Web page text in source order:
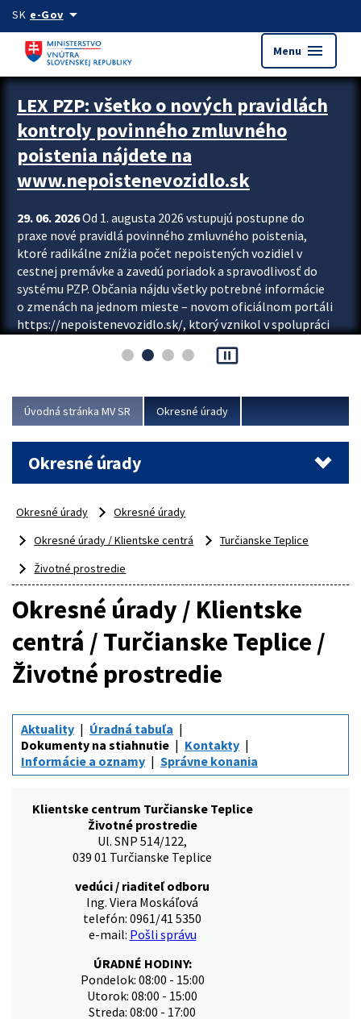
Preskocit na hlavný obsah
SK e-Govarrow_drop_down
Menu menu
Zastavit automatický posun upútavok
LEX PZP: všetko o nových pravidlách
kontroly povinného zmluvného
poistenia nájdete na
www.nepoistenevozidlo.sk
29. 06. 2026Od 1. augusta 2026 vstupujú postupne do
praxe nové pravidlá povinného zmluvného poistenia,
ktoré radikálne znížia počet nepoistených vozidiel v
cestnej premávke a zavedú poriadok a spravodlivosť do
systému PZP. Občania nájdu všetky potrebné informácie
o zmenách na jednom mieste – novom oficiálnom portáli
https://nepoistenevozidlo.sk/, ktorý vznikol v spolupráci
asociácie poisťovní (SLASPO) a Ministerstva vnútra SR.
Viac
pause_presentation
Úvodná stránka MV SR Okresné úrady
Okresné úrady
Okresné úrady
Okresné úrady
Okresné úrady / Klientske centrá
Turčianske Teplice
Životné prostredie
Okresné úrady / Klientske
centrá / Turčianske Teplice /
Životné prostredie
Aktuality
Úradná tabuľa
Dokumenty na stiahnutie
Kontakty
Informácie a oznamy
Správne konania
Klientske centrum Turčianske Teplice
Životné prostredie
Ul. SNP 514/122,
039 01 Turčianske Teplice
vedúci / riaditeľ odboru
Ing. Viera Moskáľová
telefón: 0961/41 5350
e-mail: Pošli správu
ÚRADNÉ HODINY:
Pondelok: 08:00 - 15:00
Utorok: 08:00 - 15:00
Streda: 08:00 - 17:00